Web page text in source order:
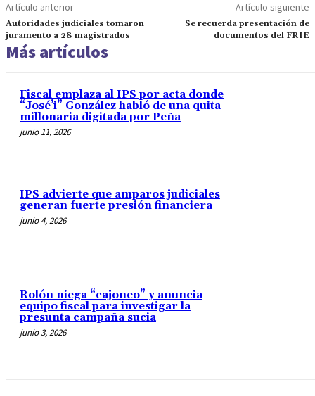
Artículo anterior
Autoridades judiciales tomaron
juramento a 28 magistrados
Artículo siguiente
Se recuerda presentación de
documentos del FRIE
Más artículos
Fiscal emplaza al IPS por acta donde
“José’i” González habló de una quita
millonaria digitada por Peña
junio 11, 2026
IPS advierte que amparos judiciales
generan fuerte presión financiera
junio 4, 2026
Rolón niega “cajoneo” y anuncia
equipo fiscal para investigar la
presunta campaña sucia
junio 3, 2026